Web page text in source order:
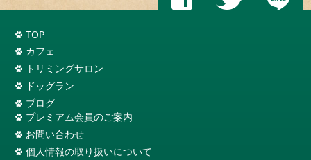
TOP
カフェ
トリミングサロン
ドッグラン
ブログ
プレミアム会員のご案内
お問い合わせ
個人情報の取り扱いについて